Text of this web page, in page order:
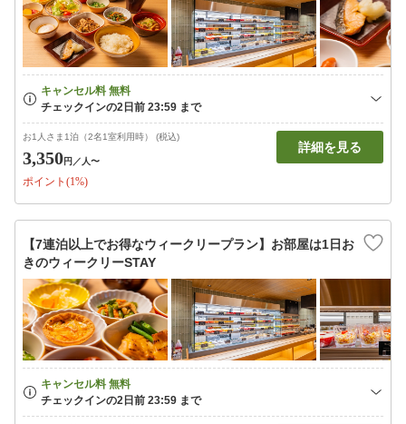
お1人さま1泊（2名1室利用時） (税込)
3,350円 ／人〜
ポイント(1%)
詳細を見る
【7連泊以上でお得なウィークリープラン】お部屋は1日お
きのウィークリーSTAY